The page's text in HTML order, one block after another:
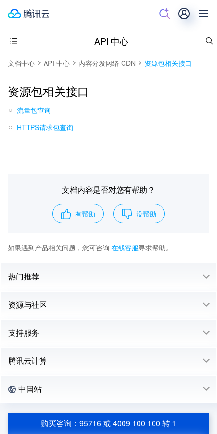
API 中心
文档中心 API 中心 内容分发网络 CDN 资源包相关接口
资源包相关接口
流量包查询
HTTPS请求包查询
文档内容是否对您有帮助？
有帮助 没帮助
如果遇到产品相关问题，您可咨询 在线客服寻求帮助。
热门推荐
资源与社区
支持服务
腾讯云计算
中国站
购买咨询：95716 或 4009 100 100 转 1